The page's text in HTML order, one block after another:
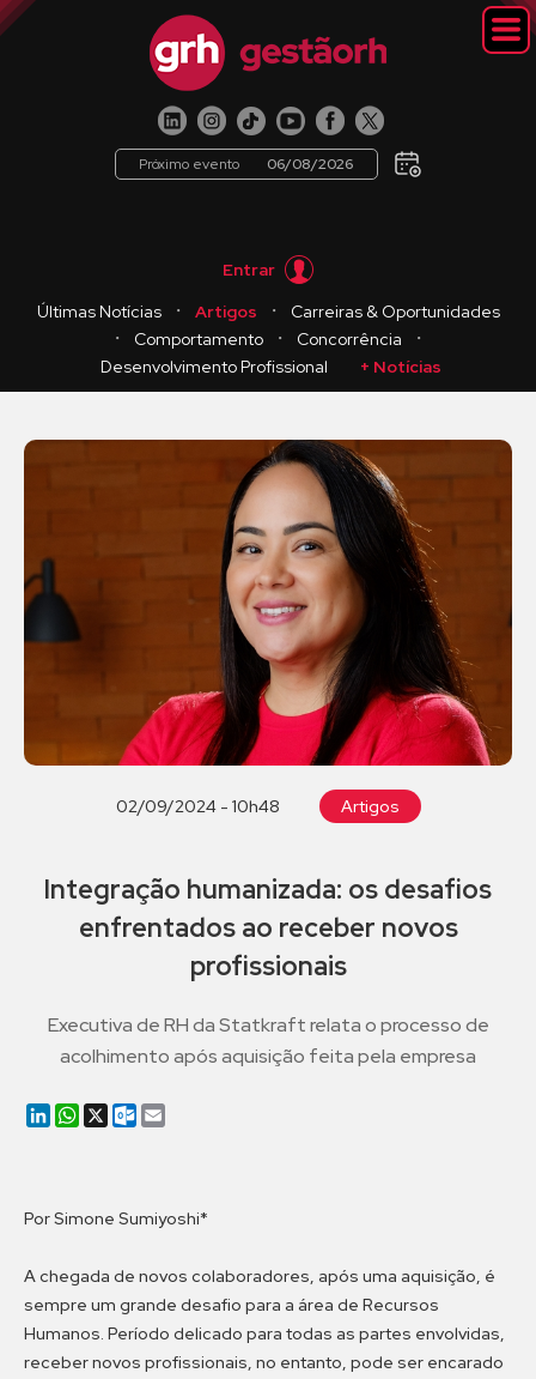
Próximo evento 06/08/2026
Entrar
Últimas Notícias
・ Artigos ・
Carreiras & Oportunidades
・
Comportamento ・ Concorrência
・
Desenvolvimento Profissional
+ Notícias
02/09/2024 - 10h48 Artigos
Integração humanizada: os desafios
enfrentados ao receber novos
profissionais
Executiva de RH da Statkraft relata o processo de
acolhimento após aquisição feita pela empresa
LinkedIn
WhatsApp
X Outlook.com
Por Simone Sumiyoshi*
A chegada de novos colaboradores, após uma aquisição, é
sempre um grande desafio para a área de Recursos
Humanos. Período delicado para todas as partes envolvidas,
receber novos profissionais, no entanto, pode ser encarado